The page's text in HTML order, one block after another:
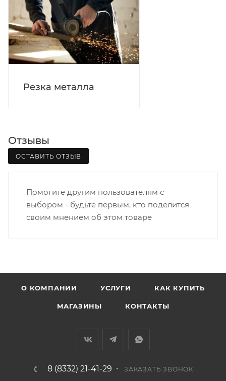
логистики БМС.
ВАЖНО: Покупатель обязан обеспечить наличие
подъездных путей до места выгрузки. При
отсутствии подъездных путей поставщик вправе
доставки оплачивается покупателем в полном
Резка металла
Отзывы
ОСТАВИТЬ ОТЗЫВ
Помогите другим пользователям с
выбором - будьте первым, кто поделится
своим мнением об этом товаре
О КОМПАНИИ УСЛУГИ КАК КУПИТЬ
МАГАЗИНЫ КОНТАКТЫ
8 (8332) 21-41-29 ЗАКАЗАТЬ ЗВОНОК